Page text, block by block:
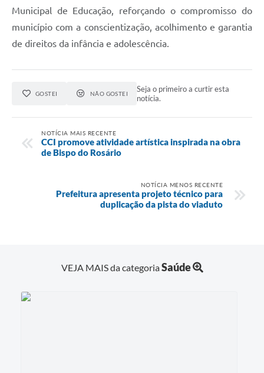
Municipal de Educação, reforçando o compromisso do
município com a conscientização, acolhimento e garantia
de direitos da infância e adolescência.
GOSTEI NÃO GOSTEI
Seja o primeiro a curtir esta
notícia.
NOTÍCIA MAIS RECENTE
CCI promove atividade artística inspirada na obra
de Bispo do Rosário
NOTÍCIA MENOS RECENTE
Prefeitura apresenta projeto técnico para
duplicação da pista do viaduto
VEJA MAIS da categoriaSaúde